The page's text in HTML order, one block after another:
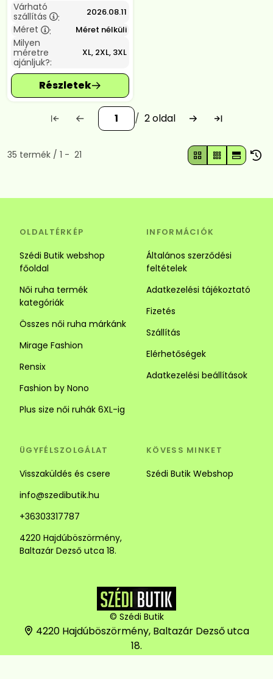
Várható
szállítás
: 2026.08.11
Méret : Méret nélküli
Milyen
méretre
ajánljuk?:
XL, 2XL, 3XL
2
Összes termék a kategóriában
35 termék 1 21
OLDALTÉRKÉP
Szédi Butik webshop
főoldal
Női ruha termék
kategóriák
Összes női ruha márkánk
Mirage Fashion
Rensix
Fashion by Nono
Plus size női ruhák 6XL-ig
INFORMÁCIÓK
Általános szerződési
feltételek
Adatkezelési tájékoztató
Fizetés
Szállítás
Elérhetőségek
Adatkezelési beállítások
ÜGYFÉLSZOLGÁLAT
Visszaküldés és csere
info@szedibutik.hu
+36303317787
4220 Hajdúböszörmény,
Baltazár Dezső utca 18.
KÖVESS MINKET
Szédi Butik Webshop
© Szédi Butik
4220 Hajdúböszörmény, Baltazár Dezső utca
18.